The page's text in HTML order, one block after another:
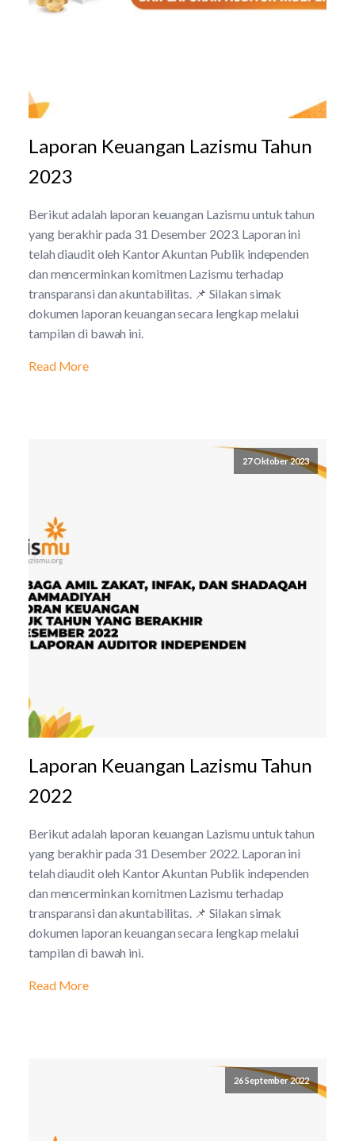
Laporan Keuangan Lazismu Tahun
2023
Berikut adalah laporan keuangan Lazismu untuk tahun
yang berakhir pada 31 Desember 2023. Laporan ini
telah diaudit oleh Kantor Akuntan Publik independen
dan mencerminkan komitmen Lazismu terhadap
transparansi dan akuntabilitas. 📌 Silakan simak
dokumen laporan keuangan secara lengkap melalui
tampilan di bawah ini.
Read More
27 Oktober 2023
Laporan Keuangan Lazismu Tahun
2022
Berikut adalah laporan keuangan Lazismu untuk tahun
yang berakhir pada 31 Desember 2022. Laporan ini
telah diaudit oleh Kantor Akuntan Publik independen
dan mencerminkan komitmen Lazismu terhadap
transparansi dan akuntabilitas. 📌 Silakan simak
dokumen laporan keuangan secara lengkap melalui
tampilan di bawah ini.
Read More
26 September 2022